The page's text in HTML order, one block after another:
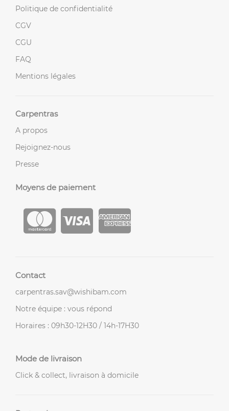
Politique de confidentialité
CGV
CGU
FAQ
Mentions légales
Carpentras
A propos
Rejoignez-nous
Presse
Moyens de paiement
Contact
carpentras.sav@wishibam.com
Notre équipe : vous répond
Horaires : 09h30-12H30 / 14h-17H30
Mode de livraison
Click & collect, livraison à domicile